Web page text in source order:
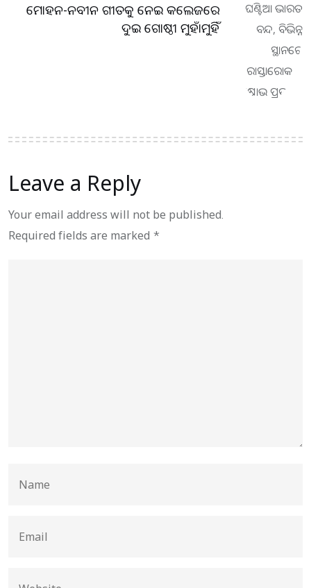
ମୋହନ-ନବୀନ ଗୀତକୁ ନେଇ କଲେଜରେ
ଦୁଇ ଗୋଷ୍ଠୀ ମୁହାଁମୁହିଁ
Leave a Reply
Your email address will not be published.
Required fields are marked *